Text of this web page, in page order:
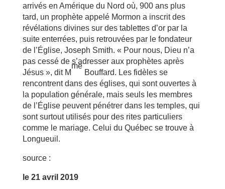
arrivés en Amérique du Nord où, 900 ans plus
tard, un prophète appelé Mormon a inscrit des
révélations divines sur des tablettes d’or par la
suite enterrées, puis retrouvées par le fondateur
de l’Église, Joseph Smith. « Pour nous, Dieu n’a
pas cessé de s’adresser aux prophètes après
Jésus », dit M
me
Bouffard. Les fidèles se
rencontrent dans des églises, qui sont ouvertes à
la population générale, mais seuls les membres
de l’Église peuvent pénétrer dans les temples, qui
sont surtout utilisés pour des rites particuliers
comme le mariage. Celui du Québec se trouve à
Longueuil.
source :
le 21 avril 2019